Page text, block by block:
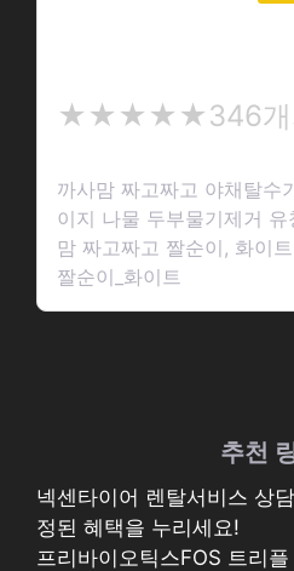
★
★
★
★
★★★★★346
까사맘 짜고짜고 야채탈수
이지 나물 두부물기제거
맘 짜고짜고 짤순이, 화이
짤순이_화이트
추천
넥센타이어 렌탈서비스 상
정된 혜택을 누리세요!
프리바이오틱스FOS 트리